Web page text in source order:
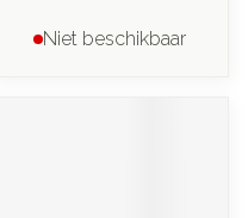
Niet beschikbaar